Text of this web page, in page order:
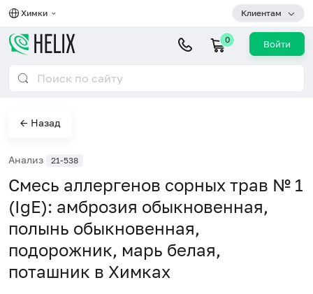
Химки Клиентам
0 Войти
← Назад
Анализ 21-538
Смесь аллергенов сорных трав № 1
(IgE): амброзия обыкновенная,
полынь обыкновенная,
подорожник, марь белая,
поташник в Химках